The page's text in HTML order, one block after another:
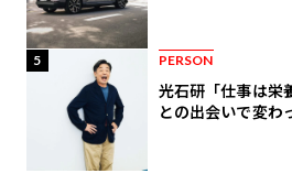
5 PERSON
光石研「仕事は栄
との出会いで変わ